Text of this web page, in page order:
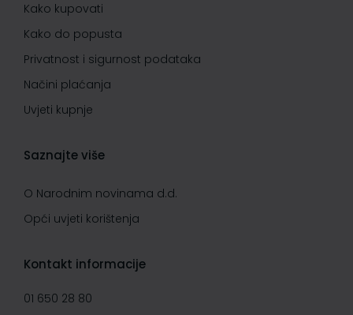
Kako kupovati
Kako do popusta
Privatnost i sigurnost podataka
Načini plaćanja
Uvjeti kupnje
Saznajte više
O Narodnim novinama d.d.
Opći uvjeti korištenja
Kontakt informacije
01 650 28 80